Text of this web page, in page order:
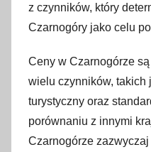
k
o
a
n
o
1
8
z czynników, który
Czarnogóry jako celu
Ceny w Czarnogórze
wielu czynników, takich
turystyczny oraz
porównaniu z innymi
Czarnogórze zazwyczaj